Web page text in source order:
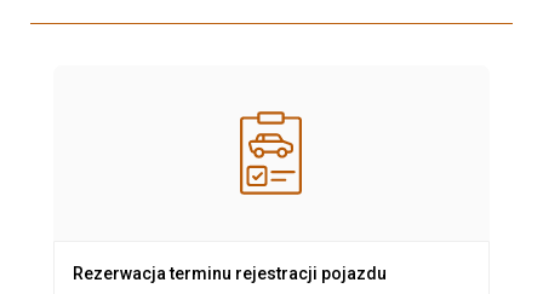
Rezerwacja terminu rejestracji pojazdu